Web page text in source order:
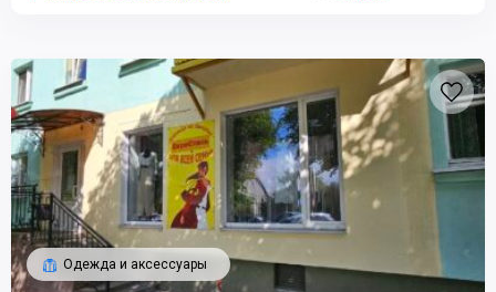
Одежда и аксессуары